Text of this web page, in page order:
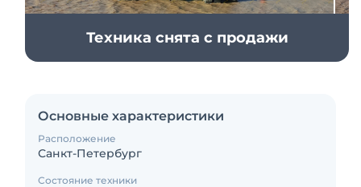
Техника снята с продажи
Основные характеристики
Расположение
Санкт-Петербург
Состояние техники